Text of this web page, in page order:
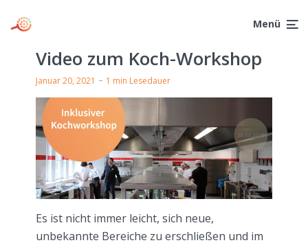
Menü
Video zum Koch-Workshop
Januar 20, 2021 1 min Lesedauer
Es ist nicht immer leicht, sich neue,
unbekannte Bereiche zu erschließen und im